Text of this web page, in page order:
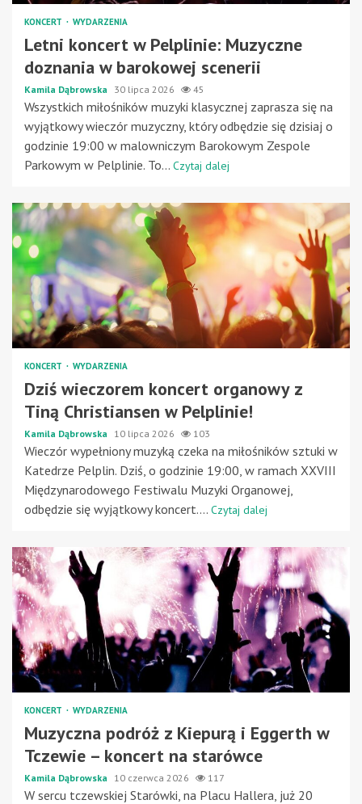
KONCERT WYDARZENIA
Letni koncert w Pelplinie: Muzyczne
doznania w barokowej scenerii
Kamila Dąbrowska 30 lipca 2026 45
Wszystkich miłośników muzyki klasycznej zaprasza się na
wyjątkowy wieczór muzyczny, który odbędzie się dzisiaj o
godzinie 19:00 w malowniczym Barokowym Zespole
Parkowym w Pelplinie. To... Czytaj dalej
KONCERT WYDARZENIA
Dziś wieczorem koncert organowy z
Tiną Christiansen w Pelplinie!
Kamila Dąbrowska 10 lipca 2026 103
Wieczór wypełniony muzyką czeka na miłośników sztuki w
Katedrze Pelplin. Dziś, o godzinie 19:00, w ramach XXVIII
Międzynarodowego Festiwalu Muzyki Organowej,
odbędzie się wyjątkowy koncert.... Czytaj dalej
KONCERT WYDARZENIA
Muzyczna podróż z Kiepurą i Eggerth w
Tczewie – koncert na starówce
Kamila Dąbrowska 10 czerwca 2026 117
W sercu tczewskiej Starówki, na Placu Hallera, już 20